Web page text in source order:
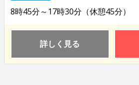
8時45分～17時30分（休憩45分）
詳しく見る